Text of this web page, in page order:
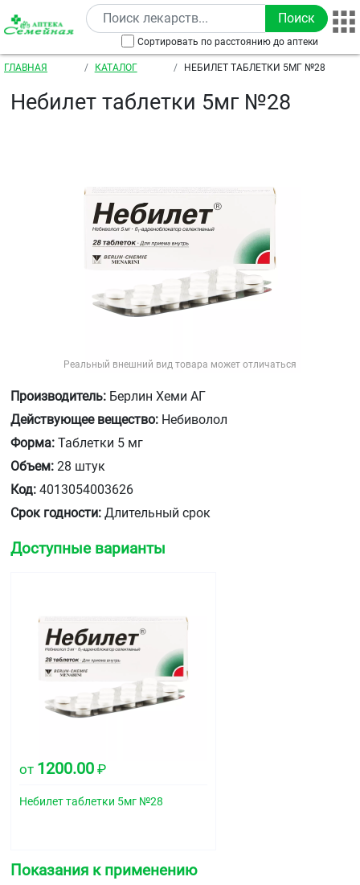
Перейти к основному содержанию
Сортировать по расстоянию до аптеки
Строка навигации
ГЛАВНАЯ КАТАЛОГ НЕБИЛЕТ ТАБЛЕТКИ 5МГ №28
Небилет таблетки 5мг №28
Реальный внешний вид товара может отличаться
Производитель: Берлин Хеми АГ
Действующее вещество: Небиволол
Форма: Таблетки 5 мг
Объем: 28 штук
Код: 4013054003626
Срок годности: Длительный срок
Доступные варианты
от 1200.00 ₽
Небилет таблетки 5мг №28
Показания к применению